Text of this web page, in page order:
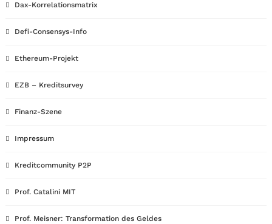
Dax-Korrelationsmatrix
Defi-Consensys-Info
Ethereum-Projekt
EZB – Kreditsurvey
Finanz-Szene
Impressum
Kreditcommunity P2P
Prof. Catalini MIT
Prof. Meisner: Transformation des Geldes